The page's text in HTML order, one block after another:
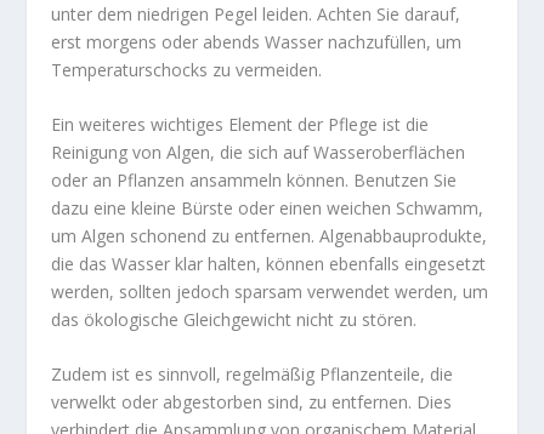
unter dem niedrigen Pegel leiden. Achten Sie darauf,
erst morgens oder abends Wasser nachzufüllen, um
Temperaturschocks zu vermeiden.
Ein weiteres wichtiges Element der Pflege ist die
Reinigung von Algen, die sich auf Wasseroberflächen
oder an Pflanzen ansammeln können. Benutzen Sie
dazu eine kleine Bürste oder einen weichen Schwamm,
um Algen schonend zu entfernen. Algenabbauprodukte,
die das Wasser klar halten, können ebenfalls eingesetzt
werden, sollten jedoch sparsam verwendet werden, um
das ökologische Gleichgewicht nicht zu stören.
Zudem ist es sinnvoll, regelmäßig Pflanzenteile, die
verwelkt oder abgestorben sind, zu entfernen. Dies